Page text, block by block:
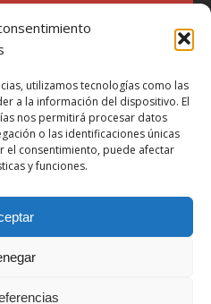
utilizamos tecnologías como las
a la información del dispositivo. El
nos permitirá procesar datos
o las identificaciones únicas
el consentimiento, puede afectar
y funciones.
en 1969 y desde el
en distintos medios.
por escribir sobre lo que me